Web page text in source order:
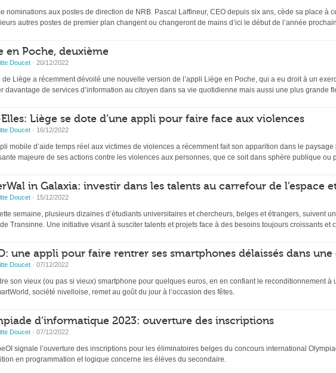
nominations aux postes de direction de NRB. Pascal Laffineur, CEO depuis six ans, cède sa place à
autres postes de premier plan changent ou changeront de mains d’ici le début de l’année
en Poche, deuxième
Doucet · 20/12/2022
de Liège a récemment dévoilé une nouvelle version de l’appli Liège en Poche, qui a eu droit à un
davantage de services d’information au citoyen dans sa vie quotidienne mais aussi une plus grande
Liège se dote d’une appli pour faire face aux violences
Doucet · 16/12/2022
mobile d’aide temps réel aux victimes de violences a récemment fait son apparition dans le
majeure de ses actions contre les violences aux personnes, que ce soit dans sphère publique ou
in Galaxia: investir dans les talents au carrefour de l’espace
Doucet · 15/12/2022
semaine, plusieurs dizaines d’étudiants universitaires et chercheurs, belges et étrangers, suivent
Transinne. Une initiative visant à susciter talents et projets face à des besoins toujours croissants et
une appli pour faire rentrer ses smartphones délaissés dans
Doucet · 07/12/2022
son vieux (ou pas si vieux) smartphone pour quelques euros, en en confiant le reconditionnement à
société nivelloise, remet au goût du jour à l’occasion des fêtes.
d’informatique 2023: ouverture des inscriptions
Doucet · 07/12/2022
signale l’ouverture des inscriptions pour les éliminatoires belges du concours international
en programmation et logique concerne les élèves du secondaire.